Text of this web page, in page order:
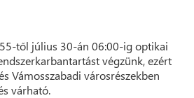
től július 30-án 06:00-ig optikai
végzünk, ezért
Vámosszabadi városrészekben
várható.